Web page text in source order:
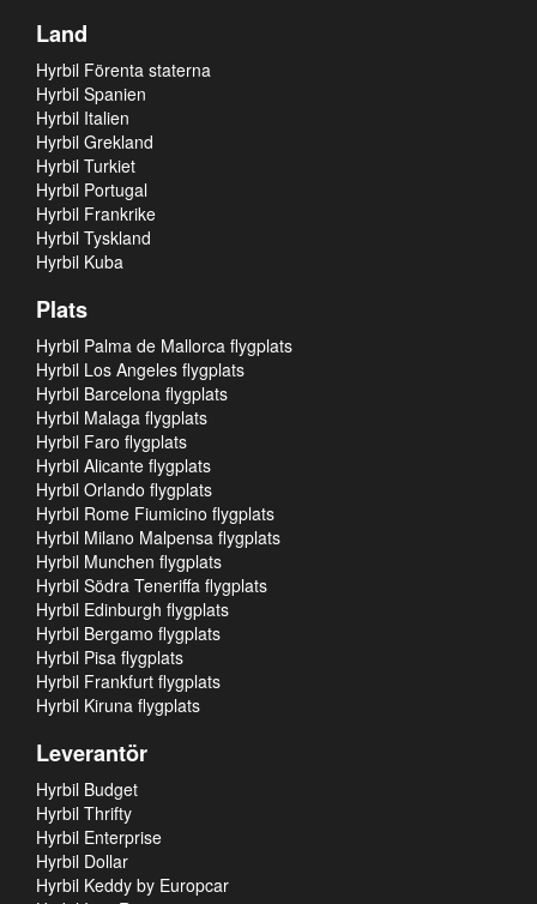
Land
Hyrbil Förenta staterna
Hyrbil Spanien
Hyrbil Italien
Hyrbil Grekland
Hyrbil Turkiet
Hyrbil Portugal
Hyrbil Frankrike
Hyrbil Tyskland
Hyrbil Kuba
Plats
Hyrbil Palma de Mallorca flygplats
Hyrbil Los Angeles flygplats
Hyrbil Barcelona flygplats
Hyrbil Malaga flygplats
Hyrbil Faro flygplats
Hyrbil Alicante flygplats
Hyrbil Orlando flygplats
Hyrbil Rome Fiumicino flygplats
Hyrbil Milano Malpensa flygplats
Hyrbil Munchen flygplats
Hyrbil Södra Teneriffa flygplats
Hyrbil Edinburgh flygplats
Hyrbil Bergamo flygplats
Hyrbil Pisa flygplats
Hyrbil Frankfurt flygplats
Hyrbil Kiruna flygplats
Leverantör
Hyrbil Budget
Hyrbil Thrifty
Hyrbil Enterprise
Hyrbil Dollar
Hyrbil Keddy by Europcar